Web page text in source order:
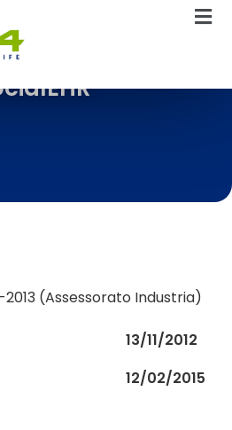
2013 (Assessorato Industria)
13/11/2012
12/02/2015